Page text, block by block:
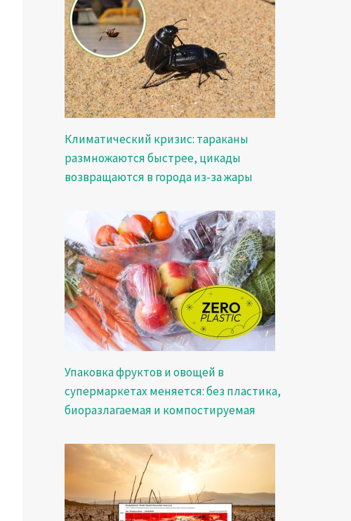
Климатический кризис: тараканы
размножаются быстрее, цикады
возвращаются в города из-за жары
Упаковка фруктов и овощей в
супермаркетах меняется: без пластика,
биоразлагаемая и компостируемая